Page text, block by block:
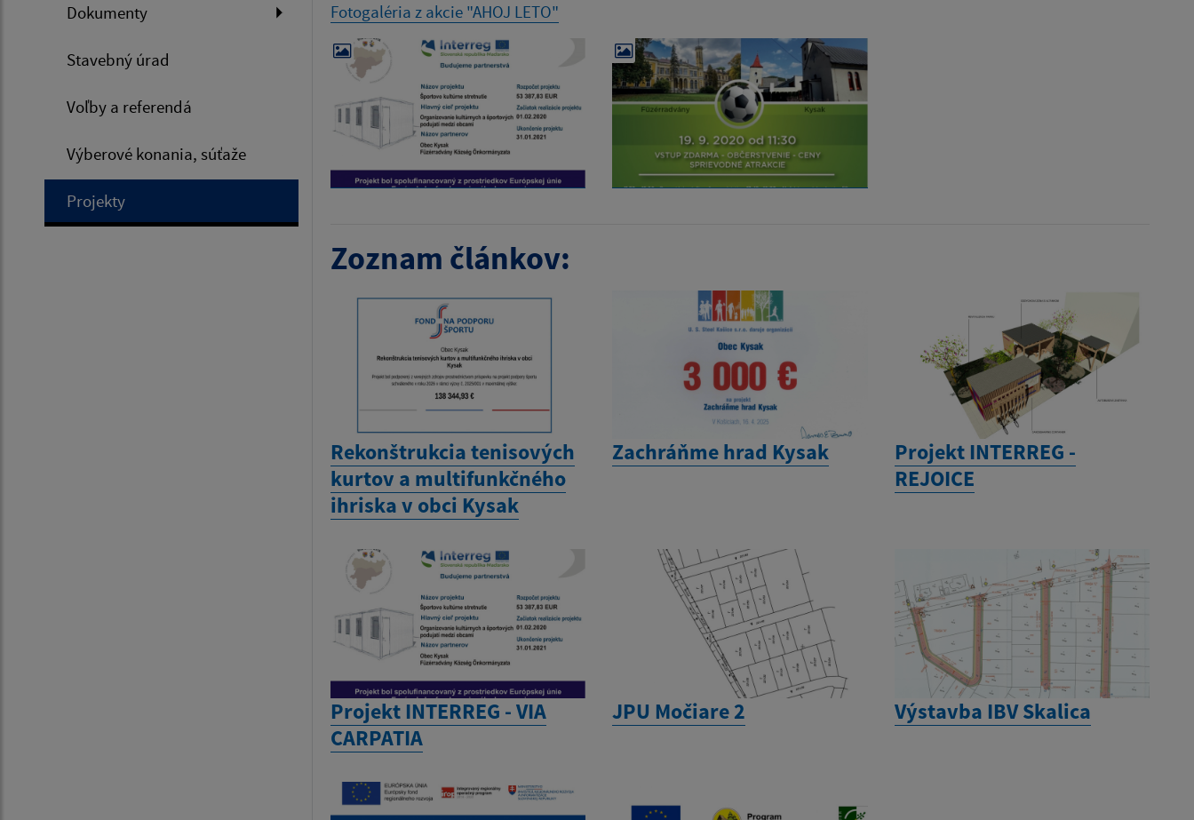
Dokumenty
Stavebný úrad
Voľby a referendá
Výberové konania, súťaže
Projekty
Fotogaléria z akcie "AHOJ LETO"
Zoznam článkov:
Rekonštrukcia tenisových
kurtov a multifunkčného
ihriska v obci Kysak
Zachráňme hrad Kysak
Projekt INTERREG -
REJOICE
Projekt INTERREG - VIA
CARPATIA
JPU Močiare 2 Výstavba IBV Skalica